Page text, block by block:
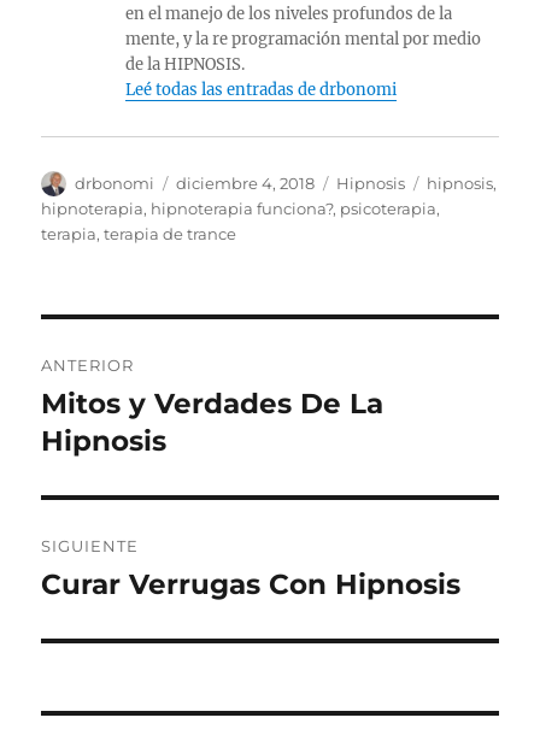
en el manejo de los niveles profundos de la
mente, y la re programación mental por medio
de la HIPNOSIS.
Leé todas las entradas de drbonomi
Autor
drbonomi
Publicado
el
diciembre 4, 2018 Categorías
Hipnosis Etiquetas
hipnosis,
hipnoterapia, hipnoterapia funciona?, psicoterapia,
terapia,terapia de trance
de
entradas
ANTERIOR
Entrada
anterior:
Mitos y Verdades De La
Hipnosis
SIGUIENTE
Entrada
Curar Verrugas Con Hipnosis